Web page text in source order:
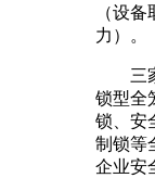
（设
力）。
三家
锁型全
锁、安
制锁等
企业安